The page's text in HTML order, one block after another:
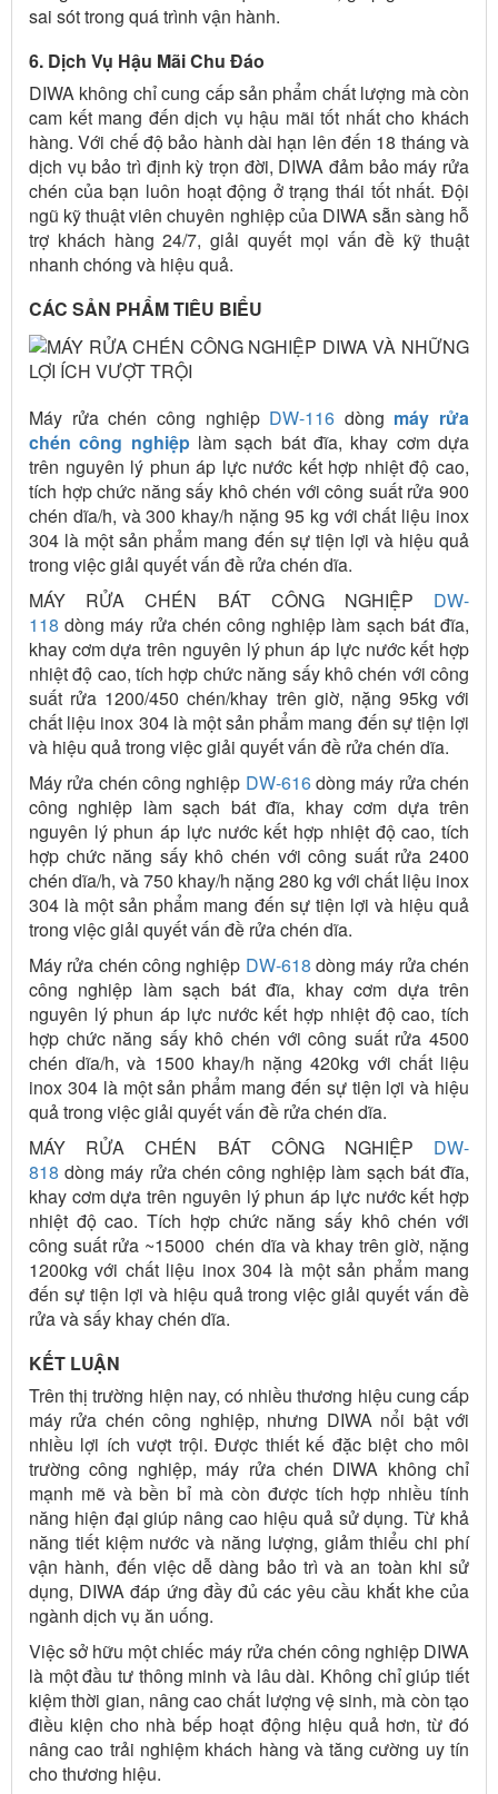
sai sót trong quá trình vận hành.
6. Dịch Vụ Hậu Mãi Chu Đáo
DIWA không chỉ cung cấp sản phẩm chất lượng mà còn
cam kết mang đến dịch vụ hậu mãi tốt nhất cho khách
hàng. Với chế độ bảo hành dài hạn lên đến 18 tháng và
dịch vụ bảo trì định kỳ trọn đời, DIWA đảm bảo máy rửa
chén của bạn luôn hoạt động ở trạng thái tốt nhất. Đội
ngũ kỹ thuật viên chuyên nghiệp của DIWA sẵn sàng hỗ
trợ khách hàng 24/7, giải quyết mọi vấn đề kỹ thuật
nhanh chóng và hiệu quả.
CÁC SẢN PHẨM TIÊU BIỂU
Máy rửa chén công nghiệp DW-116 dòng máy rửa
chén công nghiệplàm sạch bát đĩa, khay cơm dựa
trên nguyên lý phun áp lực nước kết hợp nhiệt độ cao,
tích hợp chức năng sấy khô chén với công suất rửa 900
chén dĩa/h, và 300 khay/h nặng 95 kg với chất liệu inox
304 là một sản phẩm mang đến sự tiện lợi và hiệu quả
trong việc giải quyết vấn đề rửa chén dĩa.
MÁY RỬA CHÉN BÁT CÔNG NGHIỆP DW-
118 dòng máy rửa chén công nghiệp làm sạch bát đĩa,
khay cơm dựa trên nguyên lý phun áp lực nước kết hợp
nhiệt độ cao, tích hợp chức năng sấy khô chén với công
suất rửa 1200/450 chén/khay trên giờ, nặng 95kg với
chất liệu inox 304 là một sản phẩm mang đến sự tiện lợi
và hiệu quả trong việc giải quyết vấn đề rửa chén dĩa.
Máy rửa chén công nghiệp DW-616dòng máy rửa chén
công nghiệp làm sạch bát đĩa, khay cơm dựa trên
nguyên lý phun áp lực nước kết hợp nhiệt độ cao, tích
hợp chức năng sấy khô chén với công suất rửa 2400
chén dĩa/h, và 750 khay/h nặng 280 kg với chất liệu inox
304 là một sản phẩm mang đến sự tiện lợi và hiệu quả
trong việc giải quyết vấn đề rửa chén dĩa.
Máy rửa chén công nghiệp DW-618 dòng máy rửa chén
công nghiệp làm sạch bát đĩa, khay cơm dựa trên
nguyên lý phun áp lực nước kết hợp nhiệt độ cao, tích
hợp chức năng sấy khô chén với công suất rửa 4500
chén dĩa/h, và 1500 khay/h nặng 420kg với chất liệu
inox 304 là một sản phẩm mang đến sự tiện lợi và hiệu
quả trong việc giải quyết vấn đề rửa chén dĩa.
MÁY RỬA CHÉN BÁT CÔNG NGHIỆP DW-
818 dòng máy rửa chén công nghiệp làm sạch bát đĩa,
khay cơm dựa trên nguyên lý phun áp lực nước kết hợp
nhiệt độ cao. Tích hợp chức năng sấy khô chén với
công suất rửa ~15000 chén dĩa và khay trên giờ, nặng
1200kg với chất liệu inox 304 là một sản phẩm mang
đến sự tiện lợi và hiệu quả trong việc giải quyết vấn đề
rửa và sấy khay chén dĩa.
KẾT LUẬN
Trên thị trường hiện nay, có nhiều thương hiệu cung cấp
máy rửa chén công nghiệp, nhưng DIWA nổi bật với
nhiều lợi ích vượt trội. Được thiết kế đặc biệt cho môi
trường công nghiệp, máy rửa chén DIWA không chỉ
mạnh mẽ và bền bỉ mà còn được tích hợp nhiều tính
năng hiện đại giúp nâng cao hiệu quả sử dụng. Từ khả
năng tiết kiệm nước và năng lượng, giảm thiểu chi phí
vận hành, đến việc dễ dàng bảo trì và an toàn khi sử
dụng, DIWA đáp ứng đầy đủ các yêu cầu khắt khe của
ngành dịch vụ ăn uống.
Việc sở hữu một chiếc máy rửa chén công nghiệp DIWA
là một đầu tư thông minh và lâu dài. Không chỉ giúp tiết
kiệm thời gian, nâng cao chất lượng vệ sinh, mà còn tạo
điều kiện cho nhà bếp hoạt động hiệu quả hơn, từ đó
nâng cao trải nghiệm khách hàng và tăng cường uy tín
cho thương hiệu.